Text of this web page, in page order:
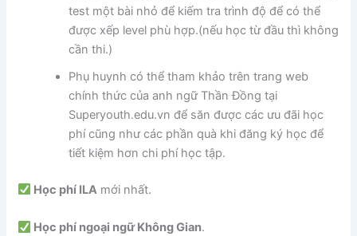
test một bài nhỏ để kiếm tra trình độ để có thể
được xếp level phù hợp.(nếu học từ đầu thì không
cần thi.)
Phụ huynh có thể tham khảo trên trang web
chính thức của anh ngữ Thần Đồng tại
Superyouth.edu.vn để săn được các ưu đãi học
phí cũng như các phần quà khi đăng ký học để
tiết kiệm hơn chi phí học tập.
Học phí ILA mới nhất.
Học phí ngoại ngữ Không Gian.